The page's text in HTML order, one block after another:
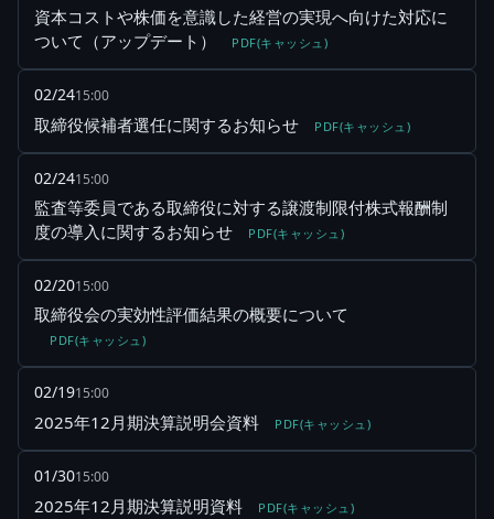
資本コストや株価を意識した経営の実現へ向けた対応に
ついて（アップデート）
PDF(キャッシュ)
02/2415:00
取締役候補者選任に関するお知らせ PDF(キャッシュ)
02/2415:00
監査等委員である取締役に対する譲渡制限付株式報酬制
度の導入に関するお知らせ
PDF(キャッシュ)
02/2015:00
取締役会の実効性評価結果の概要について
PDF(キャッシュ)
02/1915:00
2025年12月期決算説明会資料 PDF(キャッシュ)
01/3015:00
2025年12月期決算説明資料 PDF(キャッシュ)